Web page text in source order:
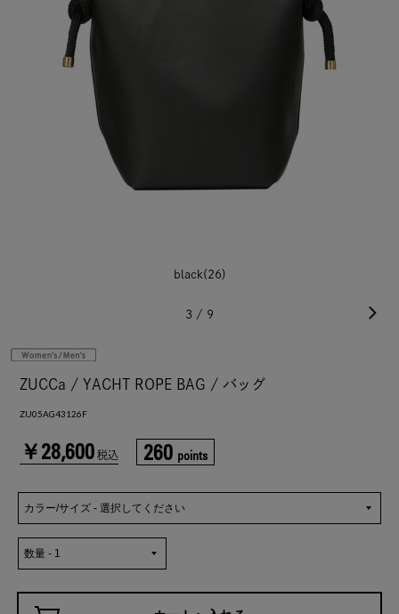
black(26)
3 / 9
ZUCCa / YACHT ROPE BAG / バッグ
ZU05AG43126F
￥28,600 税込 260 points